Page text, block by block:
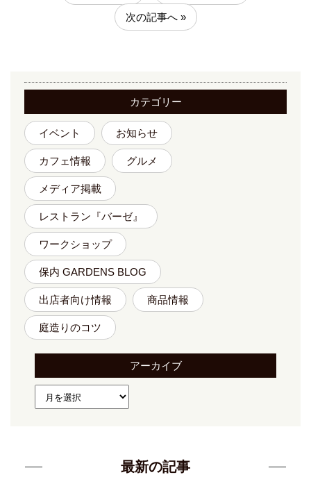
次の記事へ »
カテゴリー
イベント お知らせ
カフェ情報 グルメ
メディア掲載
レストラン『バーゼ』
ワークショップ
保内 GARDENS BLOG
出店者向け情報 商品情報
庭造りのコツ
アーカイブ
最新の記事